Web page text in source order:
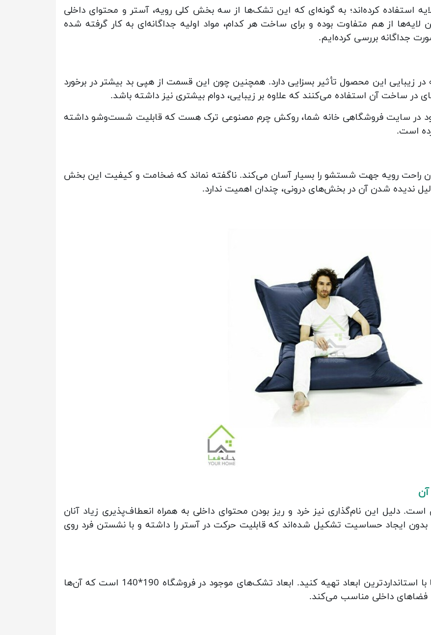
استفاده کرده‌اند؛ به گونه‌ای که این تشک‌ها از سه بخش کلی رویه، آستر و محتوای داخلی
از هم متفاوت بوده و برای ساخت هر کدام، مواد اولیه جداگانه‌ای به کار گرفته شده
جداگانه بررسی کرده‌ایم.
این محصول تأثیر بسزایی دارد. همچنین چون این قسمت از هپی بد بیشتر در برخور‌د
در ساخت آن استفاده می‌کنند که علاوه بر زیبایی، دوام بیشتری نیز داشته باشد.
سایت فروشگاهی خانه شما، روکش چرم مصنوعی ترک هست که قابلیت شست‌وشو داشته
است.
راحت رویه جهت شستشو را بسیار آسان می‌کند. ناگفته نماند که ضخامت و کیفیت این بخش
ندیده شدن آن در بخش‌های درونی، چندان اهمیت ندارد.
دلیل این نام‌گذاری نیز خرد و ریز بودن محتوای داخلی به همراه انعطاف‌پذیری زیاد آنان
ایجاد حساسیت تشکیل شده‌اند که قابلیت حرکت در آستر را داشته و با نشستن فرد روی
این محصول راحتی را می‌توانید در سایت ما با استانداردترین ابعاد تهیه کنید. ابعاد تشک‌های موجود در فروشگاه 190*140 است که آن‌ها
فضاهای داخلی مناسب می‌کند.